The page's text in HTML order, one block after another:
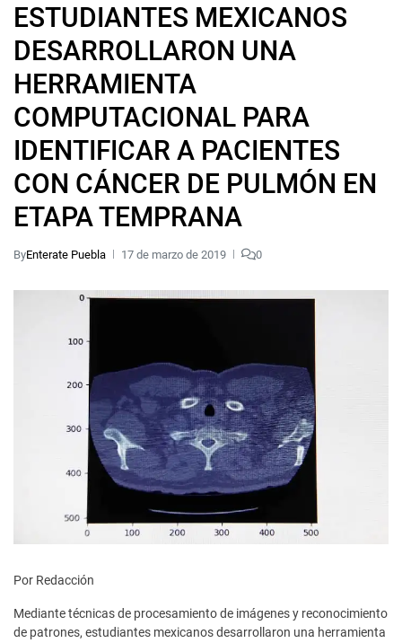
ESTUDIANTES MEXICANOS
DESARROLLARON UNA
HERRAMIENTA
COMPUTACIONAL PARA
IDENTIFICAR A PACIENTES
CON CÁNCER DE PULMÓN EN
ETAPA TEMPRANA
ByEnterate Puebla 17 de marzo de 2019 0
Por Redacción
Mediante técnicas de procesamiento de imágenes y reconocimiento
de patrones, estudiantes mexicanos desarrollaron una herramienta